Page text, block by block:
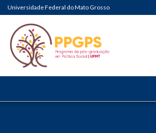
Universidade Federal do Mato Grosso